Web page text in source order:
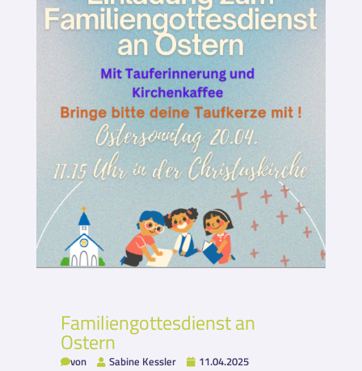
Familiengottesdienst an
Ostern
von Sabine Kessler 11.04.2025